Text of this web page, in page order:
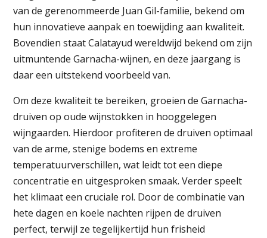
van de gerenommeerde Juan Gil-familie, bekend om
hun innovatieve aanpak en toewijding aan kwaliteit.
Bovendien staat Calatayud wereldwijd bekend om zijn
uitmuntende Garnacha-wijnen, en deze jaargang is
daar een uitstekend voorbeeld van.
Om deze kwaliteit te bereiken, groeien de Garnacha-
druiven op oude wijnstokken in hooggelegen
wijngaarden. Hierdoor profiteren de druiven optimaal
van de arme, stenige bodems en extreme
temperatuurverschillen, wat leidt tot een diepe
concentratie en uitgesproken smaak. Verder speelt
het klimaat een cruciale rol. Door de combinatie van
hete dagen en koele nachten rijpen de druiven
perfect, terwijl ze tegelijkertijd hun frisheid